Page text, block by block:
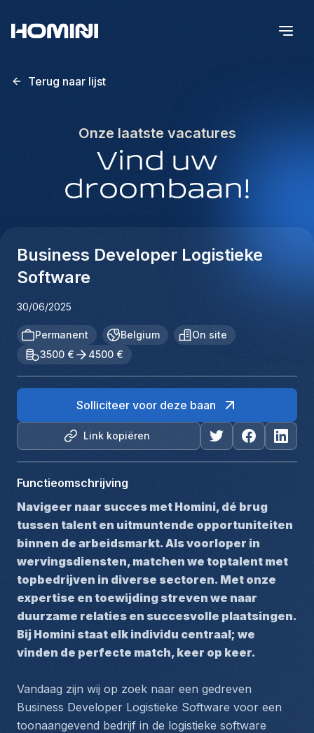
Terug naar lijst
Onze laatste vacatures
Vind uw
droombaan!
Business Developer Logistieke
Software
30/06/2025
Permanent Belgium
On site
3500 €
4500 €
Link kopiëren
Solliciteer voor deze baan
Functieomschrijving
Navigeer naar succes met Homini, dé brug
tussen talent en uitmuntende opportuniteiten
binnen de arbeidsmarkt. Als voorloper in
wervingsdiensten, matchen we toptalent met
topbedrijven in diverse sectoren. Met onze
expertise en toewijding streven we naar
duurzame relaties en succesvolle plaatsingen.
Bij Homini staat elk individu centraal; we
vinden de perfecte match, keer op keer.
Vandaag zijn wij op zoek naar een gedreven
Business Developer Logistieke Software voor een
toonaangevend bedrijf in de logistieke software